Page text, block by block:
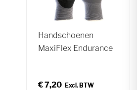
Handschoenen
MaxiFlex Endurance
€ 7,20